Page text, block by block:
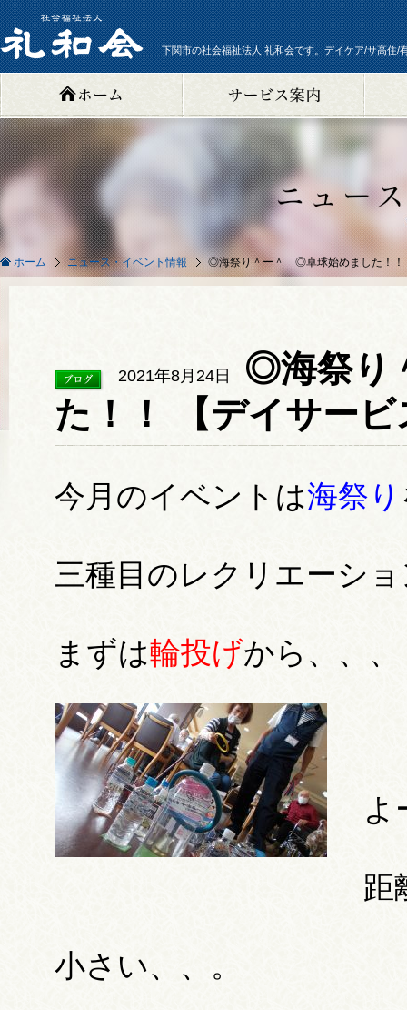
下関市の社会福祉法人 礼和会です。デイケア/サ高住/
ホーム ニュース・イベント情報 ◎海祭り＾ー＾ ◎卓球始めました！！
2021年8月24日
◎海祭り
た！！ 【デイサー
今月のイベントは海祭り
三種目のレクリエーシ
まずは輪投げから、、、
よ
距
小さい、、。